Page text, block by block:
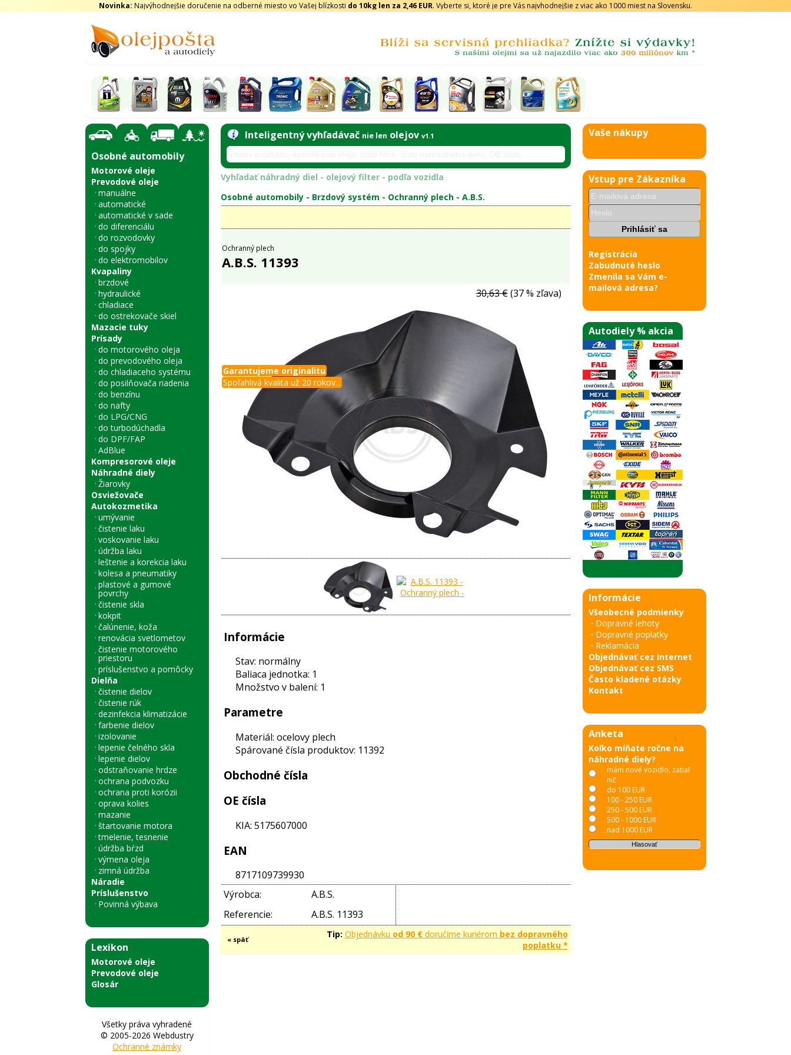
Novinka: Najvýhodnejšie doručenie na odberné miesto vo Vašej blízkosti do 10kg len za 2,46 EUR. Vyberte si, ktoré je pre Vás najvhodnejšie z viac ako 1000 miest na Slovensku.
Osobné automobily
Motorové oleje
Prevodové oleje
manuálne
automatické
automatické v sade
do diferenciálu
do rozvodovky
do spojky
do elektromobilov
Kvapaliny
brzdové
hydraulické
chladiace
do ostrekovače skiel
Mazacie tuky
Prísady
do motorového oleja
do prevodového oleja
do chladiaceho systému
do posilňovača riadenia
do benzínu
do nafty
do LPG/CNG
do turbodúchadla
do DPF/FAP
AdBlue
Kompresorové oleje
Náhradné diely
Žiarovky
Osviežovače
Autokozmetika
umývanie
čistenie laku
voskovanie laku
údržba laku
leštenie a korekcia laku
kolesa a pneumatiky
plastové a gumové
povrchy
čistenie skla
kokpit
čalúnenie, koža
renovácia svetlometov
čistenie motorového
priestoru
príslušenstvo a pomôcky
Dielňa
čistenie dielov
čistenie rúk
dezinfekcia klimatizácie
farbenie dielov
izolovanie
lepenie čelného skla
lepenie dielov
odstraňovanie hrdze
ochrana podvozku
ochrana proti korózii
oprava kolies
mazanie
štartovanie motora
tmelenie, tesnenie
údržba bŕzd
výmena oleja
zimná údržba
Náradie
Príslušenstvo
Povinná výbava
Lexikon
Motorové oleje
Prevodové oleje
Glosár
Všetky práva vyhradené
© 2005-2026 Webdustry
Ochranné známky
Inteligentný vyhľadávač nie len olejov v1.1
Vyhľadať náhradný diel - olejový filter - podľa vozidla
Osobné automobily - Brzdový systém - Ochranný plech- A.B.S.
Ochranný plech
A.B.S. 11393
30,63 €(37 % zľava)
Garantujeme originalitu
Spoľahlivá kvalita už 20 rokov...
Informácie
Stav: normálny
Baliaca jednotka: 1
Množstvo v balení: 1
Parametre
Materiál: ocelovy plech
Spárované čísla produktov: 11392
Obchodné čísla
OE čísla
KIA: 5175607000
EAN
8717109739930
Výrobca:
A.B.S.
Referencie:
A.B.S. 11393
« späť Tip: Objednávku od 90 €doručíme kuriérom bez dopravného
poplatku *
Vaše nákupy
Vstup pre Zákazníka
Registrácia
Zabudnuté heslo
Zmenila sa Vám e-
mailová adresa?
Autodiely % akcia
Informácie
Všeobecné podmienky
· Dopravné lehoty
· Dopravné poplatky
· Reklamácia
Objednávať cez Internet
Objednávať cez SMS
Často kladené otázky
Kontakt
Anketa
Koľko míňate ročne na
náhradné diely?
mám nové vozidlo, zatiaľ
nič
do 100 EUR
100 - 250 EUR
250 - 500 EUR
500 - 1000 EUR
nad 1000 EUR